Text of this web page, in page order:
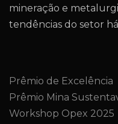
mineração e
tendências do setor
Prêmio de Excelência
Prêmio Mina
Workshop Opex 2025